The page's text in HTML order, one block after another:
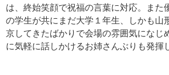
は、終始笑顔で祝福の言葉に対応。また
の学生が共にまだ大学１年生、しかも山
京してきたばかりで会場の雰囲気になじ
に気軽に話しかけるお姉さんぶりも発揮